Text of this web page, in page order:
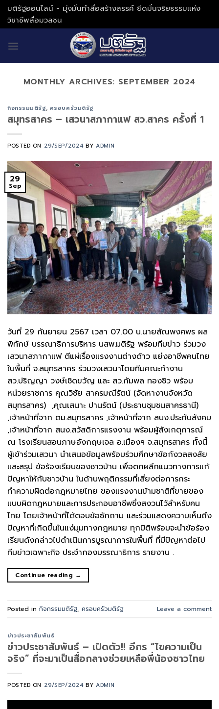
Skip
to
content
มติรัฐออนไลน์ - มุ่งมั่นทำสื่อสร้างสรรค์ ยึดมั่นจริยธรรมแห่ง
วิชาชีพสื่อมวลชน
MONTHLY ARCHIVES: SEPTEMBER 2024
กิจกรรมมติรัฐ, ครอบครัวมติรัฐ
สมุทรสาคร – เสวนาสภากาแฟ สว.สาคร ครั้งที่ 1
POSTED ON 29/SEP/2024BYADMIN
29
Sep
วันที่ 29 กันยายน 2567 เวลา 07.00 น.นายสัณพงศพร ผล
พิทักษ์ บรรณาธิการบริหาร นสพ.มติรัฐ พร้อมทีมข่าว ร่วมวง
เสวนาสภากาแฟ ตีแผ่เรื่องแรงงานต่างด้าว แย่งอาชีพคนไทย
ในพื้นที่ จ.สมุทรสาคร ร่วมวงเสวนาโดยทีมคณะทำงาน
สว.ปริญญา วงษ์เชิดขวัญ และ สว.กัมพล ทองชิว พร้อม
หน่วยราชการ คุณวิชัย สาครมณีรัตน์ (จัดหางานจังหวัด
สมุทรสาคร) ,คุณเสนาะ ปานรัตน์ (ประธานชุมชนสาครธานี)
,เจ้าหน้าที่จาก ตม.สมุทรสาคร ,เจ้าหน้าที่จาก สนง.ประกันสังคม
,เจ้าหน้าที่จาก สนง.สวัสดิการแรงงาน พร้อมผู้สังเกตุการณ์
ณ โรงเรียนสอนภาษอังกฤษเจล อ.เมืองฯ จ.สมุทรสาคร ทั้งนี้
ผู้เข้าร่วมเสวนา นำเสนอข้อมูลพร้อมร่วมศึกษาข้อกังวลสงสัย
และสรุป ข้อร้องเรียนของชาวบ้าน เพื่อตกผลึกแนวทางการแก้
ปัญหาให้กับชาวบ้าน ในด้านพฤติกรรมที่เสี่ยงต่อการกระ
ทำความผิดต่อกฎหมายไทย ของแรงงานข้ามชาติที่ขายของ
แบบผิดกฎหมายและการประกอบอาชีพซึ่งสงวนไว้สำหรับคน
ไทย โดยเจ้าหน้าที่ได้ตอบข้อซักถาม และร่วมแสดงความเห็นถึง
ปัญหาที่เกิดขึ้นในแง่มุมทางกฎหมาย ทุกมิติพร้อมจะนำข้อร้อง
เรียนดังกล่าวไปดำเนินการบูรณาการในพื้นที่ ที่มีปัญหาต่อไป
ทีมข่าวเฉพาะกิจ ประจำกองบรรณาธิการ รายงาน .
Continue reading →
Posted in กิจกรรมมติรัฐ, ครอบครัวมติรัฐ Leave a comment
ข่าวประชาสัมพันธ์
ข่าวประชาสัมพันธ์ – เปิดตัว!! อีกร “ไขความเป็น
จริง” ที่จะมาเป็นสื่อกลางช่วยเหลือพี่น้องชาวไทย
POSTED ON 29/SEP/2024BYADMIN